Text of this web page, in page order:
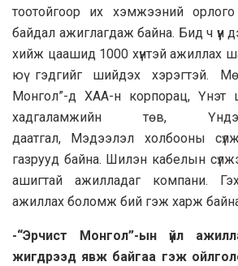
тоотойгоор их хэмжээний
байдал ажиглагдаж байна. Бид ч үүн
хийж цаашид 1000 хүнтэй ажиллах
юү гэдгийг шийдэх хэрэгтэй.
Монгол”-д ХАА-н корпорац, Үнэт
хадгаламжийн төв,
даатгал, Мэдээлэл холбооны
газрууд байна. Шилэн кабелын
ашигтай ажилладаг компани.
ажиллах боломж бий гэж харж
-“Эрчист Монгол”-ын үйл
жигдрээд явж байгаа гэж